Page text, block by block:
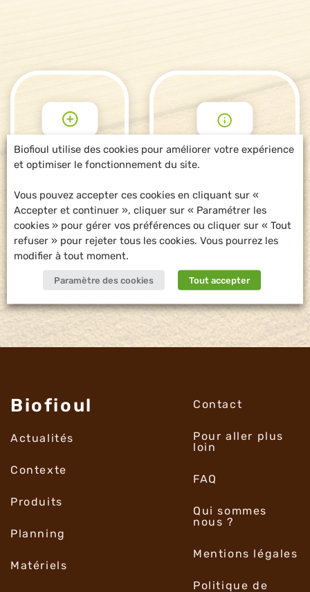
POUR ALLER
PLUS LOIN
DEMANDE
D'INFORMATIONS
Biofioul
Actualités
Contexte
Produits
Planning
Matériels
Contact
Pour aller plus
loin
FAQ
Qui sommes
nous ?
Mentions légales
Politique de
Biofioul utilise des cookies pour améliorer votre expérience
et optimiser le fonctionnement du site.
Vous pouvez accepter ces cookies en cliquant sur «
Accepter et continuer », cliquer sur « Paramétrer les
cookies » pour gérer vos préférences ou cliquer sur « Tout
refuser » pour rejeter tous les cookies. Vous pourrez les
modifier à tout moment.
Paramètre des cookies Tout accepter